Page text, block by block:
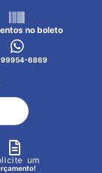
no boleto
99954-6869
um